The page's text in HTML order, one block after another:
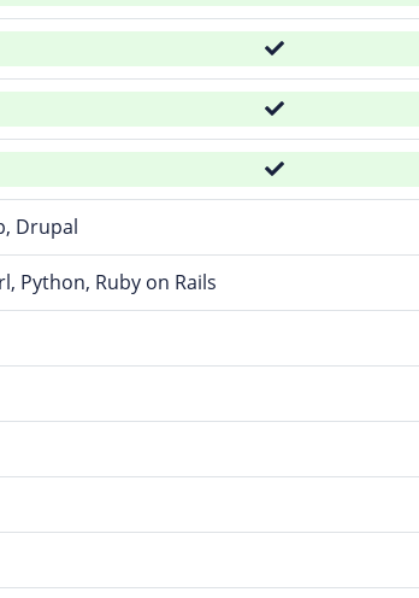
Drupal
Python, Ruby on Rails